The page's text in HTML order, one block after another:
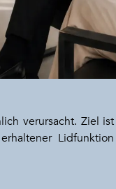
verursacht. Ziel